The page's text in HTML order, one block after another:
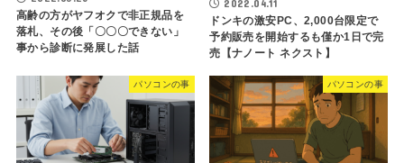
高齢の方がヤフオクで非正規品を
落札、その後「〇〇〇できない」
事から診断に発展した話
2022.04.11
ドンキの激安PC、2,000台限定で
予約販売を開始するも僅か1日で完
売【ナノート ネクスト】
パソコンの事 パソコンの事